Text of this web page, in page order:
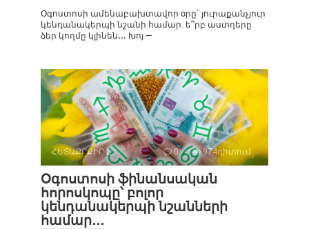
Օգոստոսի ամենաբախտավոր օրը` յուրաքանչյուր
կենդանակերպի նշանի համար. ե՞րբ աստղերը
ձեր կողմը կլինեն․․․ Խոյ —
ՀԵՏԱՔՐՔԻՐ Է 0 974դիտում
Օգոստոսի ֆինանսական
հորոսկոպը՝ բոլոր
կենդանակերպի նշանների
համար․․․